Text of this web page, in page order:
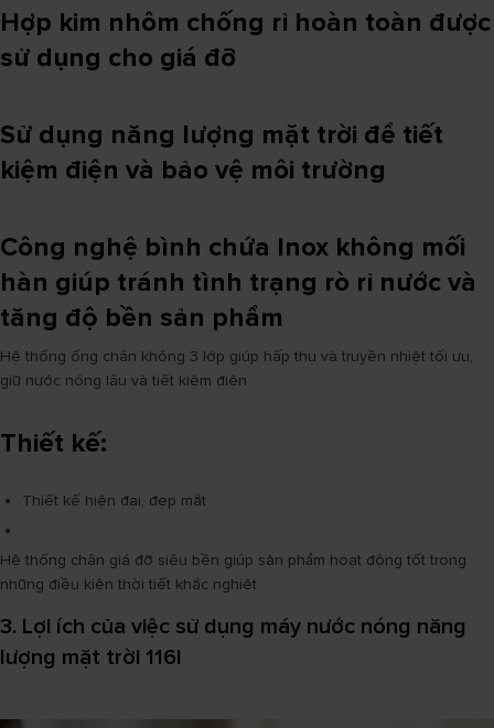
Hợp kim nhôm chống rỉ hoàn toàn được
sử dụng cho giá đỡ
Sử dụng năng lượng mặt trời để tiết
kiệm điện và bảo vệ môi trường
Công nghệ bình chứa Inox không mối
hàn giúp tránh tình trạng rò rỉ nước và
tăng độ bền sản phẩm
Hệ thống ống chân không 3 lớp giúp hấp thụ và truyền nhiệt tối ưu,
giữ nước nóng lâu và tiết kiệm điện
Thiết kế:
Thiết kế hiện đại, đẹp mắt
Hệ thống chân giá đỡ siêu bền giúp sản phẩm hoạt động tốt trong
những điều kiện thời tiết khắc nghiệt
3. Lợi ích của việc sử dụng máy nước nóng năng
lượng mặt trời 116l